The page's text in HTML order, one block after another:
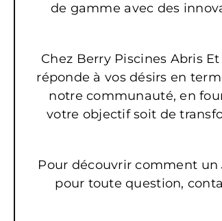
de gamme avec des
Chez Berry Piscines Abris
réponde à vos désirs en
notre communauté, en
votre objectif soit de
Pour découvrir comment un
pour toute question,